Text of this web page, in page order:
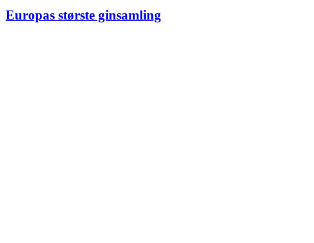
Europas største ginsamling